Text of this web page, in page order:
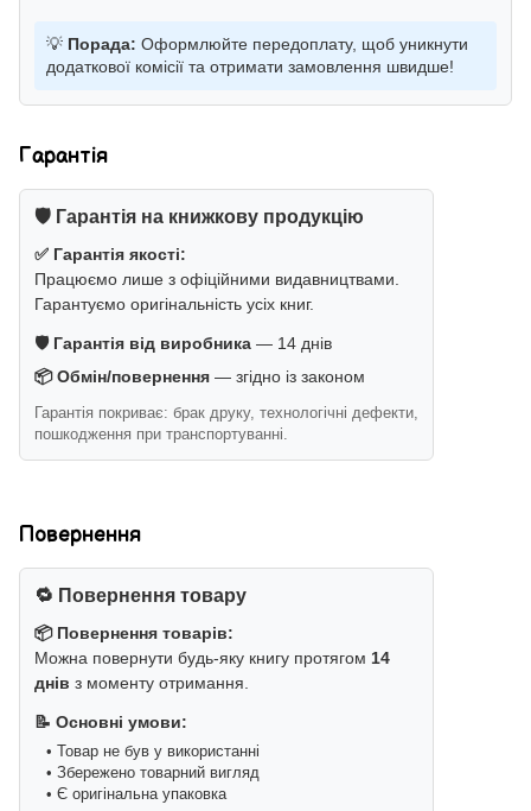
💡 Порада: Оформлюйте передоплату, щоб уникнути
додаткової комісії та отримати замовлення швидше!
Гарантія
🛡️ Гарантія на книжкову продукцію
✅ Гарантія якості:
Працюємо лише з офіційними видавництвами.
Гарантуємо оригінальність усіх книг.
🛡️ Гарантія від виробника — 14 днів
📦 Обмін/повернення — згідно із законом
Гарантія покриває: брак друку, технологічні дефекти,
пошкодження при транспортуванні.
Повернення
🔁 Повернення товару
📦 Повернення товарів:
Можна повернути будь-яку книгу протягом 14
днів з моменту отримання.
📝 Основні умови:
• Товар не був у використанні
• Збережено товарний вигляд
• Є оригінальна упаковка